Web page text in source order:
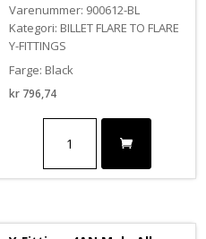
Varenummer: 900612-BL
Kategori: BILLET FLARE TO FLARE
Y-FITTINGS
Farge: Black
kr796,74
Fitting,
Male
antall